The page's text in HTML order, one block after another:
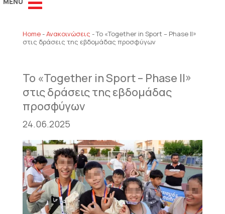
Home-Ανακοινώσεις -Το «Together in Sport – Phase II»
στις δράσεις της εβδομάδας προσφύγων
Το «Together in Sport – Phase II»
στις δράσεις της εβδομάδας
προσφύγων
24.06.2025